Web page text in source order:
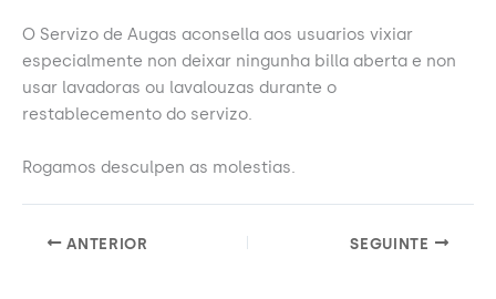
O Servizo de Augas aconsella aos usuarios vixiar
especialmente non deixar ningunha billa aberta e non
usar lavadoras ou lavalouzas durante o
restablecemento do servizo.
Rogamos desculpen as molestias.
ANTERIOR SEGUINTE